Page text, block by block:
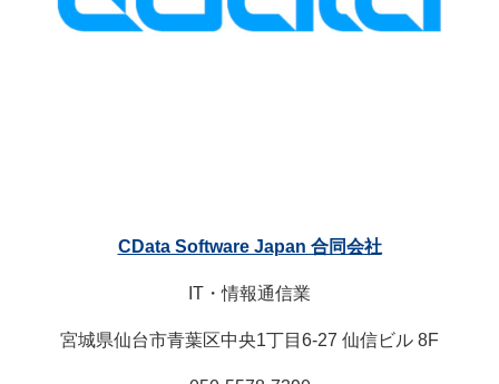
CData Software Japan 合同会社
IT・情報通信業
宮城県仙台市青葉区中央1丁目6-27 仙信ビル 8F